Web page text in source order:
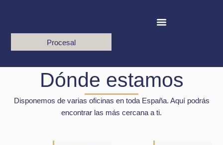
Procesal
Dónde estamos
Disponemos de varias oficinas en toda España. Aquí podrás
encontrar las más cercana a ti.